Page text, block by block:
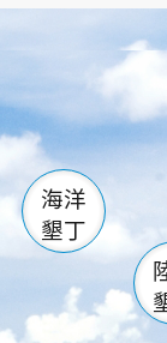
海生館
恆春
龍鑾潭自
瓊麻館
山
砂 海洋
墾丁